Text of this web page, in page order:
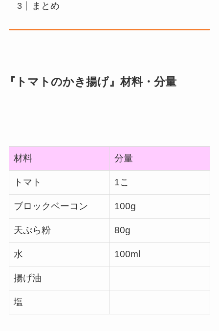
まとめ
『トマトのかき揚げ』材料・分量
材料 分量
トマト 1こ
ブロックベーコン 100g
天ぷら粉 80g
水 100ml
揚げ油
塩